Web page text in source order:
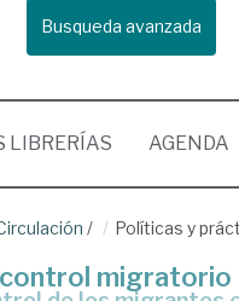
Busqueda avanzada
LIBRERÍAS AGENDA
/ Políticas y
migratorio